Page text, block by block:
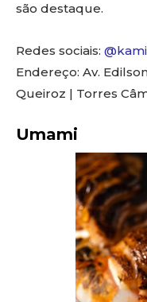
são destaque.
Redes sociais:
Endereço: Av.
Queiroz | Torres
Umami